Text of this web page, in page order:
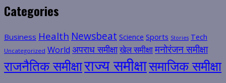
Categories
Business Health Newsbeat Science Sports Stories Tech
Uncategorized World अपराध समीक्षाखेल समीक्षामनोरंजन समीक्षा
राजनैतिक समीक्षाराज्य समीक्षासमाजिक समीक्षा